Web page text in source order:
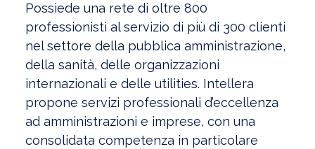
Possiede una rete di oltre 800
professionisti al servizio di più di 300 clienti
nel settore della pubblica amministrazione,
della sanità, delle organizzazioni
internazionali e delle utilities. Intellera
propone servizi professionali d’eccellenza
ad amministrazioni e imprese, con una
consolidata competenza in particolare